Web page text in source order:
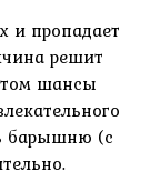
и пропадает
решит
шансы
барышню (с